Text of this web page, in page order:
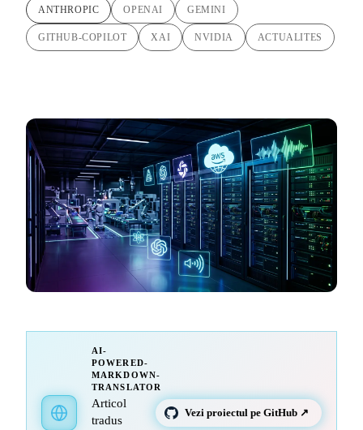
ANTHROPIC OPENAI GEMINI
GITHUB-COPILOT XAI NVIDIA ACTUALITES
AI-
POWERED-
MARKDOWN-
TRANSLATOR
Articol
tradus
Vezi proiectul pe GitHub ↗